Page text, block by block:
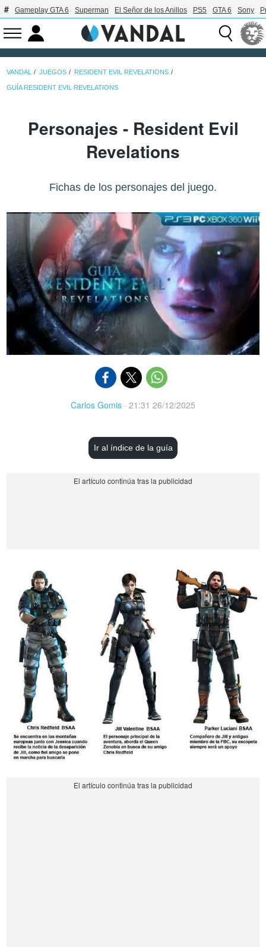
Gameplay GTA 6 Superman El Señor de los Anillos PS5 GTA 6 Sony
VANDAL JUEGOS RESIDENT EVIL REVELATIONS
GUÍA RESIDENT EVIL REVELATIONS
Personajes - Resident Evil
Revelations
Fichas de los personajes del juego.
Carlos Gomis · 21:31 26/12/2025
Ir al índice de la guía